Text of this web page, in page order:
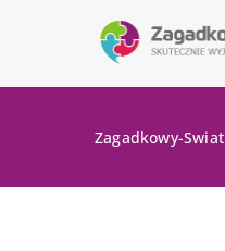
Zagadkowy-Swiat